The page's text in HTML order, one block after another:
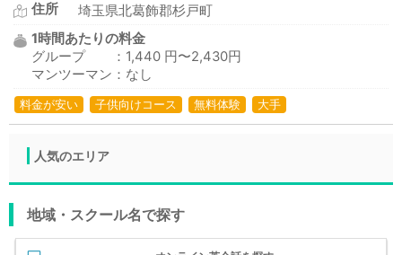
住所
埼玉県北葛飾郡杉戸町
1時間あたりの料金
グループ ：1,440 円〜2,430円
マンツーマン：なし
料金が安い 子供向けコース 無料体験 大手
人気のエリア
地域・スクール名で探す